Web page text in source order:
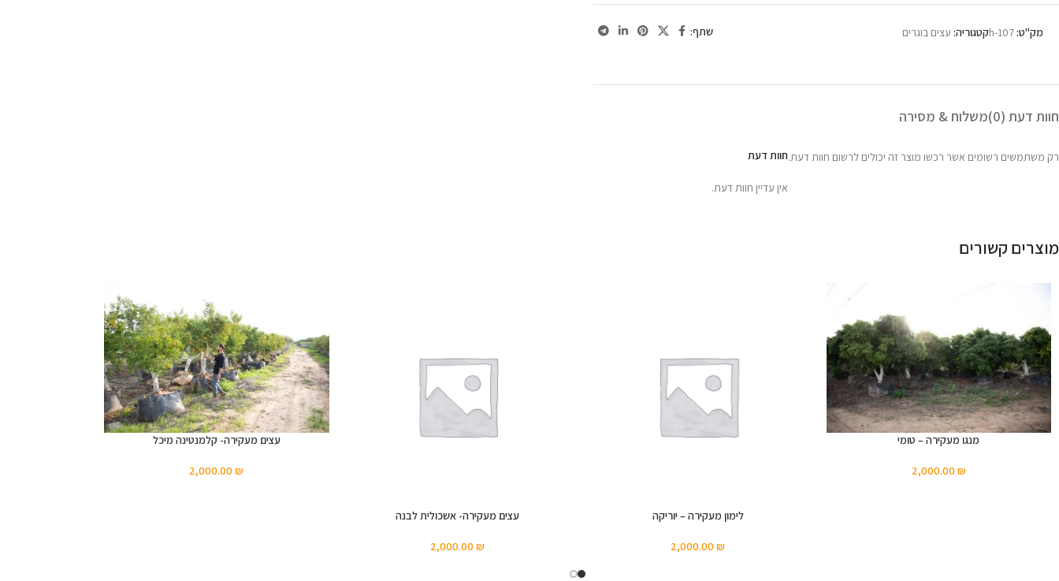
מק"ט:h-107קטגוריה: עצים בוגרים שתף:
חוות דעת (0) משלוח & מסירה
חוות דעת
אין עדיין חוות דעת.
רק משתמשים רשומים אשר רכשו מוצר זה יכולים לרשום חוות דעת.
מוצרים קשורים
מנגו מעקירה – טומי
2,000.00₪
לימון מעקירה – יוריקה
2,000.00₪
עצים מעקירה- אשכולית לבנה
2,000.00₪
עצים מעקירה- קלמנטינה מיכל
2,000.00₪